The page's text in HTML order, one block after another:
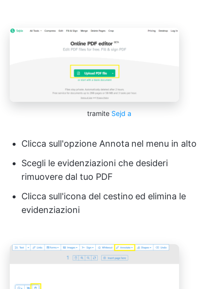
tramite Sejd a
Clicca sull'opzione Annota nel menu in alto
Scegli le evidenziazioni che desideri
rimuovere dal tuo PDF
Clicca sull'icona del cestino ed elimina le
evidenziazioni